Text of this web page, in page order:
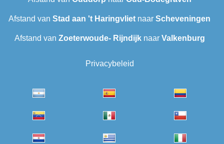
Afstand van Stad aan 't Haringvliet naar Scheveningen‎
Afstand van Zoeterwoude- Rijndijknaar Valkenburg
Privacybeleid